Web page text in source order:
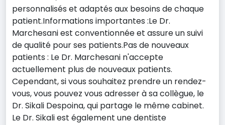
personnalisés et adaptés aux besoins de chaque
patient.Informations importantes :Le Dr.
Marchesani est conventionnée et assure un suivi
de qualité pour ses patients.Pas de nouveaux
patients : Le Dr. Marchesani n'accepte
actuellement plus de nouveaux patients.
Cependant, si vous souhaitez prendre un rendez-
vous, vous pouvez vous adresser à sa collègue, le
Dr. Sikali Despoina, qui partage le même cabinet.
Le Dr. Sikali est également une dentiste